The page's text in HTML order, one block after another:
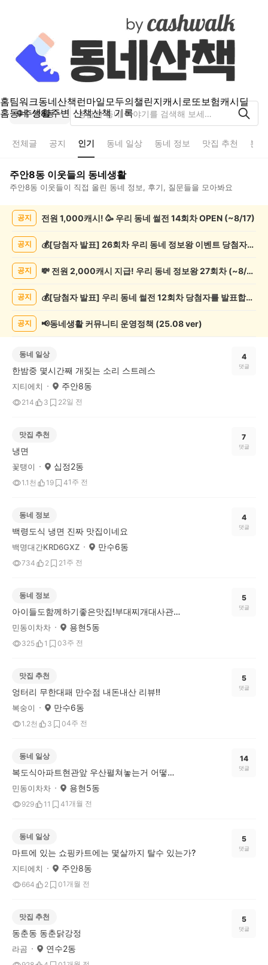
홈팀워크동네산책런마일모두의챌린지캐시로또보험캐시딜
홈동네 생활주변 산책산책 기록
주안8동
전체글 공지 인기 동네 일상 동네 정보 맛집 추천 분
주안8동 이웃들의 동네생활
주안8동 이웃들이 직접 올린 동네 정보, 후기, 질문들을 모아봐요
록
공지 전원 1,000캐시! 🥳 우리 동네 썰전 14회차 OPEN (~8/17)
공지 💰[당첨자 발표] 26회차 우리 동네 정보왕 이벤트 당첨자를 발표합니다!
공지 💸 전원 2,000캐시 지급! 우리 동네 정보왕 27회차 (~8/10)
공지 💰[당첨자 발표] 우리 동네 썰전 12회차 당첨자를 발표합니다!
공지 📢동네생활 커뮤니티 운영정책 (25.08 ver)
동네 일상
한밤중 몇시간째 개짖는 소리 스트레스
지티에치 주안8동
214 3 22일 전
4
댓글
맛집 추천
냉면
꽃탱이 십정2동
1.1천 19 41주 전
7
댓글
동네 정보
백령도식 냉면 진짜 맛집이네요
백명대간KRD6GXZ 만수6동
734 2 21주 전
4
댓글
동네 정보
아이들도함께하기좋은맛집!부대찌개대사관인하대점
민동이차차 용현5동
325 1 03주 전
5
댓글
맛집 추천
엉터리 무한대패 만수점 내돈내산 리뷰!!
복숭이 만수6동
1.2천 3 04주 전
5
댓글
동네 일상
복도식아파트현관앞 우산펼쳐놓는거 어떻게 생각하나요?
민동이차차 용현5동
929 11 41개월 전
14
댓글
동네 일상
마트에 있는 쇼핑카트에는 몇살까지 탈수 있는가?
지티에치 주안8동
664 2 01개월 전
5
댓글
맛집 추천
동춘동 동춘닭강정
라곰 연수2동
5
댓글